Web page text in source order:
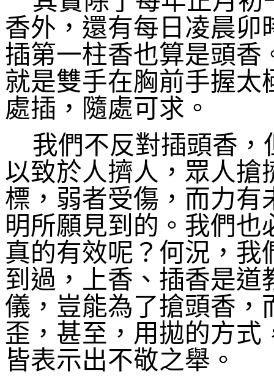
香外，還有每日凌晨卯
插第一柱香也算是頭香
就是雙手在胸前手握太
處插，隨處可求。
我們不反對插頭香
以致於人擠人，眾人搶
標，弱者受傷，而力有
明所願見到的。我們
真的有效呢？何況，我
到過，上香、插香是道
儀，豈能為了搶頭香，
歪，甚至，用拋的方式
皆表示出不敬之舉。